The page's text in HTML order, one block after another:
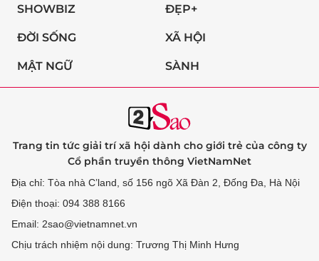
SHOWBIZ ĐẸP+
ĐỜI SỐNG XÃ HỘI
MẬT NGỮ SÀNH
Trang tin tức giải trí xã hội dành cho giới trẻ của công ty
Cổ phần truyền thông VietNamNet
Địa chỉ: Tòa nhà C’land, số 156 ngõ Xã Đàn 2, Đống Đa, Hà Nội
Điện thoại: 094 388 8166
Email: 2sao@vietnamnet.vn
Chịu trách nhiệm nội dung: Trương Thị Minh Hưng